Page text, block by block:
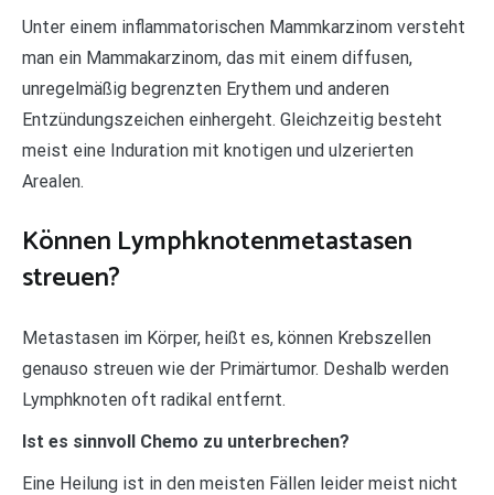
Unter einem inflammatorischen Mammkarzinom versteht
man ein Mammakarzinom, das mit einem diffusen,
unregelmäßig begrenzten Erythem und anderen
Entzündungszeichen einhergeht. Gleichzeitig besteht
meist eine Induration mit knotigen und ulzerierten
Arealen.
Können Lymphknotenmetastasen
streuen?
Metastasen im Körper, heißt es, können Krebszellen
genauso streuen wie der Primärtumor. Deshalb werden
Lymphknoten oft radikal entfernt.
Ist es sinnvoll Chemo zu unterbrechen?
Eine Heilung ist in den meisten Fällen leider meist nicht